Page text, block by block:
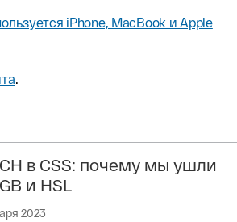
iPhone, MacBook и Apple
в CSS: почему мы ушли
и HSL
2023